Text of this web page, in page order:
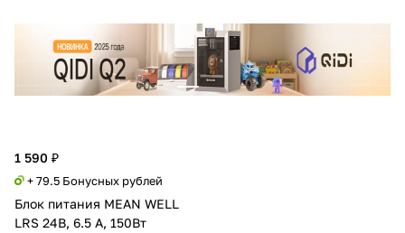
1 590 ₽
+ 79.5 Бонусных рублей
Блок питания MEAN WELL
LRS 24В, 6.5 А, 150Вт